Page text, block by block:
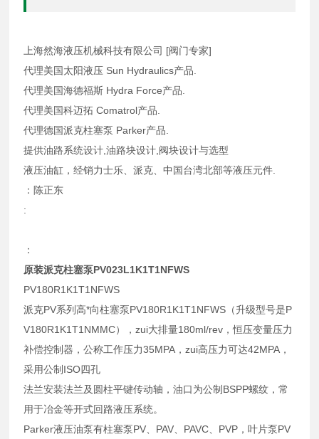
上海然海液压机械科技有限公司 [阀门专家]
代理美国太阳液压 Sun Hydraulics产品.
代理美国海德福斯 Hydra Force产品.
代理美国科迈拓 Comatrol产品.
代理德国派克柱塞泵 Parker产品.
提供油路系统设计,油路块设计,阀块设计与选型
液压油缸，经销力士乐、派克、中国台湾北部等液压元件.
：陈正东
:
：
原装派克柱塞泵PV023L1K1T1NFWS
PV180R1K1T1NFWS
派克PV系列高*向柱塞泵PV180R1K1T1NFWS（升级型号是P
V180R1K1T1NMMC），zui大排量180ml/rev，恒压变量压力
补偿控制器，公称工作压力35MPA，zui高压力可达42MPA，
采用公制ISO四孔
法兰安装法兰及圆柱平键传动轴，油口为公制BSPP螺纹，常
用于冶金等开式回路液压系统。
Parker液压油泵有柱塞泵PV、PAV、PAVC、PVP，叶片泵PV